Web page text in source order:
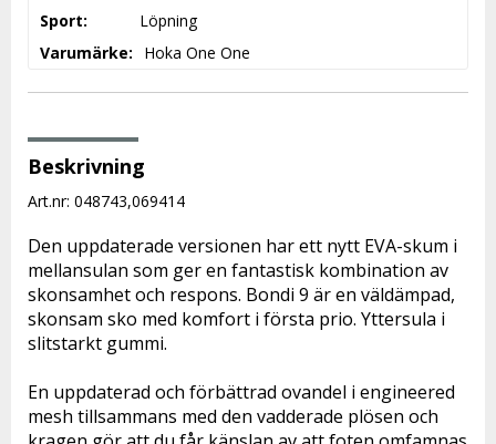
Sport
Löpning
Varumärke
Hoka One One
Beskrivning
Art.nr: 048743,069414
Den uppdaterade versionen har ett nytt EVA-skum i
mellansulan som ger en fantastisk kombination av
skonsamhet och respons. Bondi 9 är en väldämpad,
skonsam sko med komfort i första prio. Yttersula i
slitstarkt gummi.
En uppdaterad och förbättrad ovandel i engineered
mesh tillsammans med den vadderade plösen och